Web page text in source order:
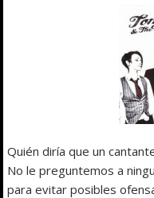
Quién diría que un
No le preguntemos a
para evitar posibles